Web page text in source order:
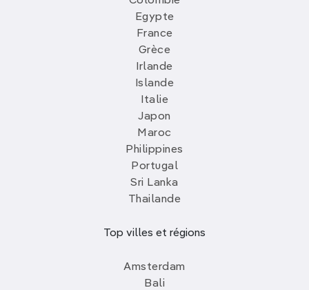
Egypte
France
Grèce
Irlande
Islande
Italie
Japon
Maroc
Philippines
Portugal
Sri Lanka
Thailande
Top villes et régions
Amsterdam
Bali